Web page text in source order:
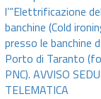
l’“Elettrificazione
banchine (Cold
presso le banchine
Porto di Taranto
PNC). AVVISO
TELEMATICA